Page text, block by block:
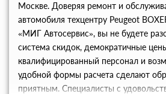
Москве. Доверяя ремонт и
автомобиля техцентру Peugeot
«МИГ Автосервис», вы не будете
система скидок, демократичные
квалифицированный персонал и
удобной формы расчета сделают
приятным. Специалисты с